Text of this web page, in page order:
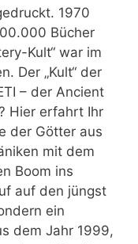
1970
Bücher
Kult“ war im
Der „Kult“ der
– der Ancient
Hier erfahrt Ihr
der Götter aus
mit dem
Boom ins
auf den jüngst
ein
dem Jahr 1999,